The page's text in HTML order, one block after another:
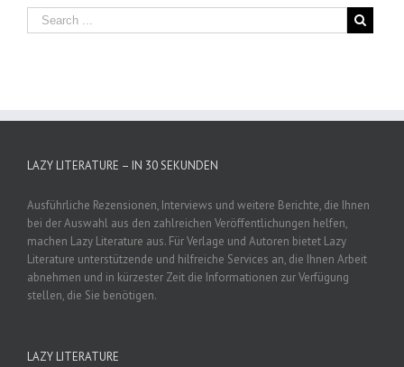
LAZY LITERATURE – IN 30 SEKUNDEN
Ausführliche Rezensionen, Interviews und weitere Berichte, die Ihnen
bei der Auswahl aus den zahlreichen Veröffentlichungen helfen,
machen Lazy Literature aus. Für Verlage und Autoren bietet Lazy
Literature unterstützende und hilfreiche Services an, die Ihnen Arbeit
abnehmen und in kürzester Zeit die Informationen zur Verfügung
stellen, die Sie benötigen.
LAZY LITERATURE